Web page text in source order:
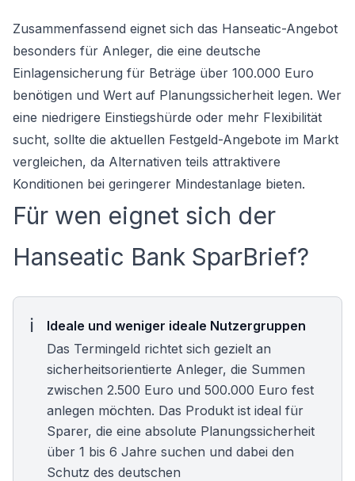
Zusammenfassend eignet sich das Hanseatic-Angebot
besonders für Anleger, die eine deutsche
Einlagensicherung für Beträge über 100.000 Euro
benötigen und Wert auf Planungssicherheit legen. Wer
eine niedrigere Einstiegshürde oder mehr Flexibilität
sucht, sollte die aktuellen Festgeld-Angebote im Markt
vergleichen, da Alternativen teils attraktivere
Konditionen bei geringerer Mindestanlage bieten.
Für wen eignet sich der
Hanseatic Bank SparBrief?
Ideale und weniger ideale Nutzergruppen
Das Termingeld richtet sich gezielt an
sicherheitsorientierte Anleger, die Summen
zwischen 2.500 Euro und 500.000 Euro fest
anlegen möchten. Das Produkt ist ideal für
Sparer, die eine absolute Planungssicherheit
über 1 bis 6 Jahre suchen und dabei den
Schutz des deutschen